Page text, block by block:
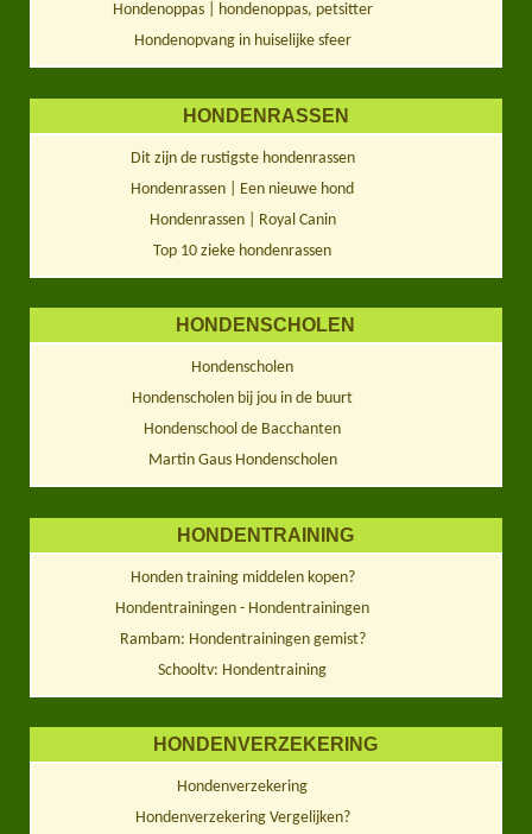
Hondenoppas | hondenoppas, petsitter
Hondenopvang in huiselijke sfeer
HONDENRASSEN
Dit zijn de rustigste hondenrassen
Hondenrassen | Een nieuwe hond
Hondenrassen | Royal Canin
Top 10 zieke hondenrassen
HONDENSCHOLEN
Hondenscholen
Hondenscholen bij jou in de buurt
Hondenschool de Bacchanten
Martin Gaus Hondenscholen
HONDENTRAINING
Honden training middelen kopen?
Hondentrainingen - Hondentrainingen
Rambam: Hondentrainingen gemist?
Schooltv: Hondentraining
HONDENVERZEKERING
Hondenverzekering
Hondenverzekering Vergelijken?